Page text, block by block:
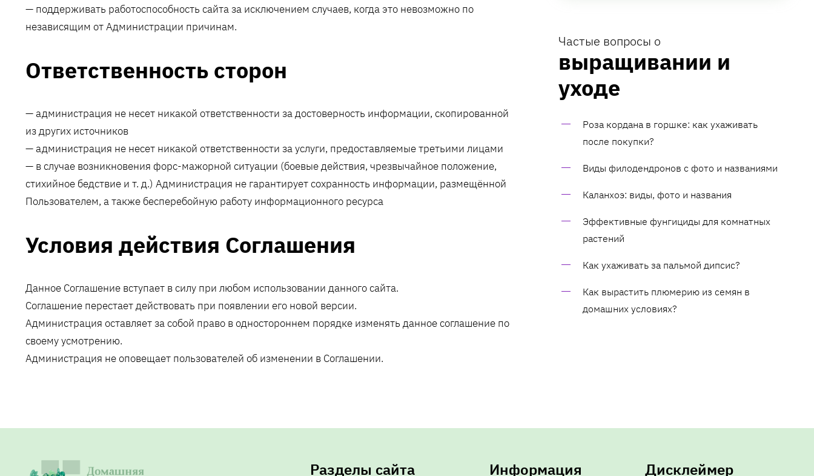
— поддерживать работоспособность сайта за исключением случаев, когда это невозможно по
независящим от Администрации причинам.
Ответственность сторон
— администрация не несет никакой ответственности за достоверность информации, скопированной
из других источников
— администрация не несет никакой ответственности за услуги, предоставляемые третьими лицами
— в случае возникновения форс-мажорной ситуации (боевые действия, чрезвычайное положение,
стихийное бедствие и т. д.) Администрация не гарантирует сохранность информации, размещённой
Пользователем, а также бесперебойную работу информационного ресурса
Условия действия Соглашения
Данное Соглашение вступает в силу при любом использовании данного сайта.
Соглашение перестает действовать при появлении его новой версии.
Администрация оставляет за собой право в одностороннем порядке изменять данное соглашение по
своему усмотрению.
Администрация не оповещает пользователей об изменении в Соглашении.
Частые вопросы о
выращивании и
уходе
Роза кордана в горшке: как ухаживать
после покупки?
Виды филодендронов с фото и названиями
Каланхоэ: виды, фото и названия
Эффективные фунгициды для комнатных
растений
Как ухаживать за пальмой дипсис?
Как вырастить плюмерию из семян в
домашних условиях?
Разделы сайта Информация Дисклеймер